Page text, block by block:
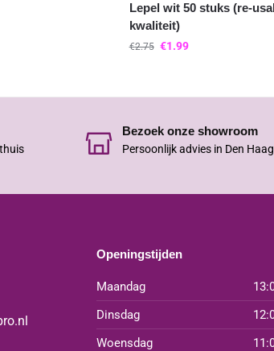
Lepel wit 50 stuks (re-
kwaliteit)
€2.75 €1.99
Bezoek onze showroom
Persoonlijk advies in Den Haag
Openingstijden
Maandag
Dinsdag
Woensdag